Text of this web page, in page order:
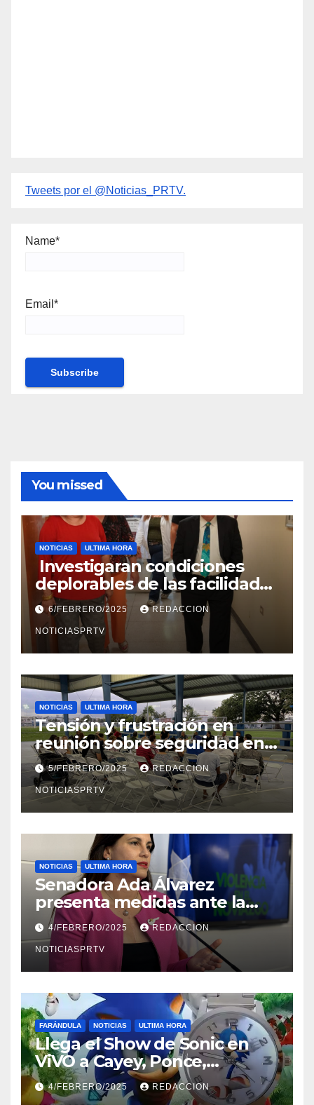
Tweets por el @Noticias_PRTV.
Name*
Email*
You missed
NOTICIAS ULTIMA HORA
Investigaran condiciones
deplorables de las facilidades
el Departamento de la Salud
en Mayagüez
6/FEBRERO/2025 REDACCION
NOTICIASPRTV
NOTICIAS ULTIMA HORA
Tensión y frustración en
reunión sobre seguridad en
Reparto Metropolitano
5/FEBRERO/2025 REDACCION
NOTICIASPRTV
NOTICIAS ULTIMA HORA
Senadora Ada Álvarez
presenta medidas ante la
violencia en el noviazgo
4/FEBRERO/2025 REDACCION
NOTICIASPRTV
FARÁNDULA NOTICIAS ULTIMA HORA
Llega el Show de Sonic en
ViVO a Cayey, Ponce,
Barceloneta y Humacao,
Relojes gratis para el que
4/FEBRERO/2025 REDACCION